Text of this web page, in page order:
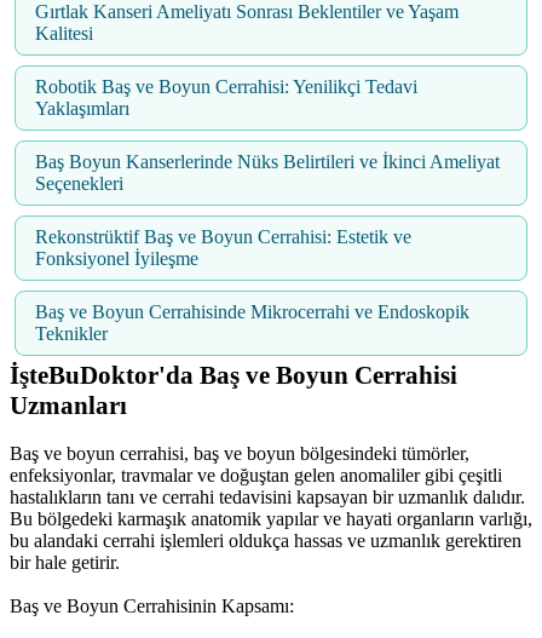
Gırtlak Kanseri Ameliyatı Sonrası Beklentiler ve Yaşam
Kalitesi
Robotik Baş ve Boyun Cerrahisi: Yenilikçi Tedavi
Yaklaşımları
Baş Boyun Kanserlerinde Nüks Belirtileri ve İkinci Ameliyat
Seçenekleri
Rekonstrüktif Baş ve Boyun Cerrahisi: Estetik ve
Fonksiyonel İyileşme
Baş ve Boyun Cerrahisinde Mikrocerrahi ve Endoskopik
Teknikler
İşteBuDoktor'da Baş ve Boyun Cerrahisi
Uzmanları
Baş ve boyun cerrahisi, baş ve boyun bölgesindeki tümörler,
enfeksiyonlar, travmalar ve doğuştan gelen anomaliler gibi çeşitli
hastalıkların tanı ve cerrahi tedavisini kapsayan bir uzmanlık dalıdır.
Bu bölgedeki karmaşık anatomik yapılar ve hayati organların varlığı,
bu alandaki cerrahi işlemleri oldukça hassas ve uzmanlık gerektiren
bir hale getirir.
Baş ve Boyun Cerrahisinin Kapsamı: